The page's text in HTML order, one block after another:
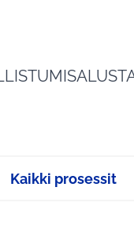
Kaikki prosessit